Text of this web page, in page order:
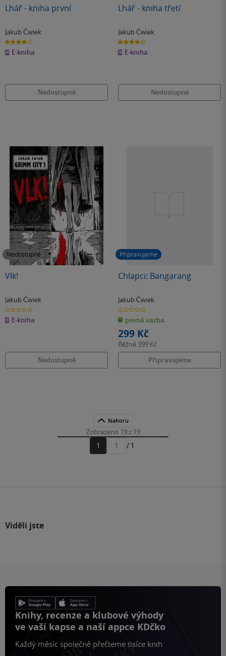
Lhář - kniha první
Jakub Ćwiek
4.0
z
5
hvězdiček
E-kniha
Nedostupné
Lhář - kniha třetí
Jakub Ćwiek
4.3
z
5
hvězdiček
E-kniha
Nedostupné
Nedostupné
Vlk!
Jakub Ćwiek
0.0
z
5
hvězdiček
E-kniha
Nedostupné
Připravujeme
Chlapci: Bangarang
Jakub Ćwiek
0.0
z
5
hvězdiček
pevná vazba
299 Kč
Běžně 399 Kč
Připravujeme
Nahoru
Zobrazeno 19 z 19
1
Přejít
/ 1
Viděli jste
Knihy, recenze a klubové výhody
ve vaší kapse a naší appce KDčko
Každý měsíc společně přečteme tisíce knih